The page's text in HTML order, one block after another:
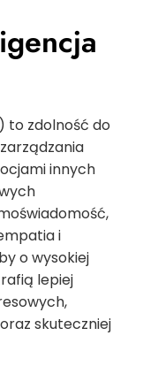
to zdolność do
innych
i
o wysokiej
lepiej
skuteczniej